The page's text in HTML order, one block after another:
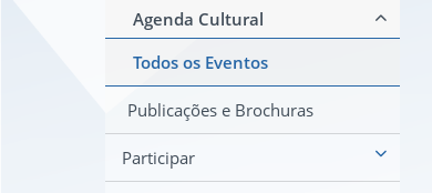
Agenda Cultural
Todos os Eventos
Publicações e Brochuras
Participar